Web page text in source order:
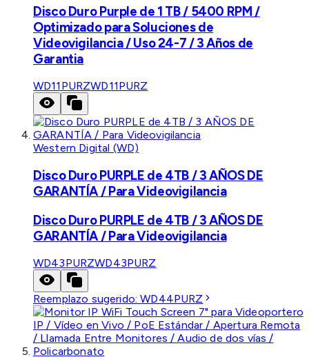
Disco Duro Purple de 1 TB / 5400 RPM /
Optimizado para Soluciones de
Videovigilancia / Uso 24-7 / 3 Años de
Garantia
WD11PURZWD11PURZ
Western Digital (WD)
Disco Duro PURPLE de 4TB / 3 AÑOS DE
GARANTÍA / Para Videovigilancia
Disco Duro PURPLE de 4TB / 3 AÑOS DE
GARANTÍA / Para Videovigilancia
WD43PURZWD43PURZ
Reemplazo sugerido:WD44PURZ